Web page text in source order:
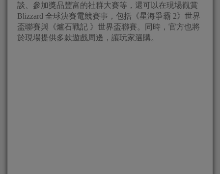
談、參加獎品豐富的社群大賽等，還可以在現場觀賞
Blizzard 全球決賽電競賽事，包括《星海爭霸 2》世界
盃聯賽與《爐石戰記 》世界盃聯賽。同時，官方也將
於現場提供多款遊戲周邊，讓玩家選購。